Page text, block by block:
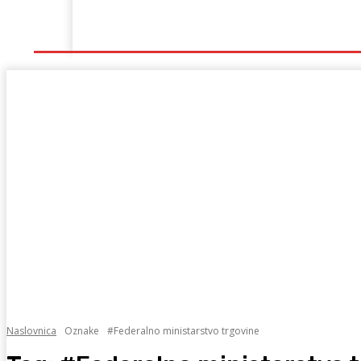
Naslovnica Oznake #Federalno ministarstvo trgovine